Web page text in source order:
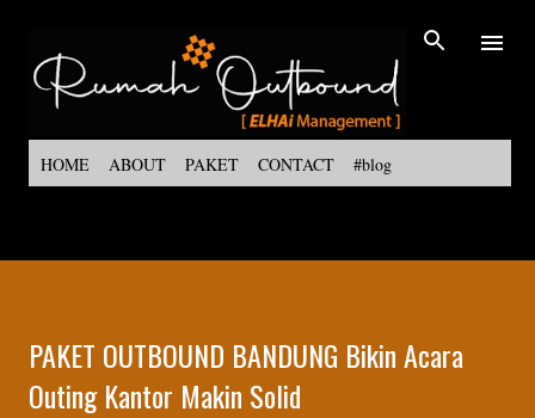
HOME ABOUT PAKET CONTACT #blog
PAKET OUTBOUND BANDUNG Bikin Acara
Outing Kantor Makin Solid